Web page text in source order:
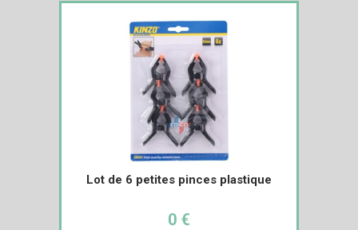
Lot de 6 petites pinces plastique
0 €